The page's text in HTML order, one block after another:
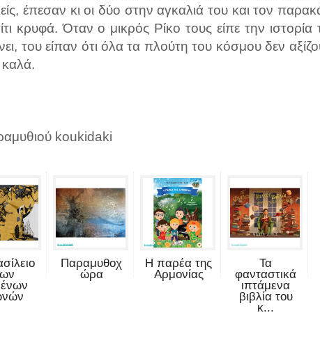
έπεσαν κι οι δύο στην αγκαλιά του και τον
κρυφά. Όταν ο μικρός Ρίκο τους είπε την ιστορία
του είπαν ότι όλα τα πλούτη του κόσμου δεν
καλά.
koukidaki
Παραμυθοχ
ώρα
Η παρέα της
Αρμονίας
Τα
φανταστικά
ιπτάμενα
βιβλία του
κ...